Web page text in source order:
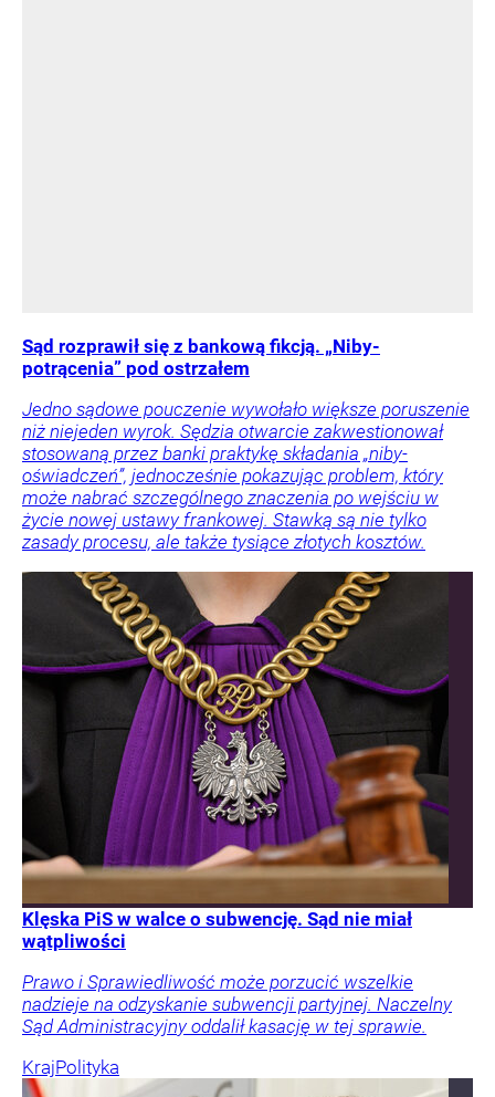
Sąd rozprawił się z bankową fikcją. „Niby-
potrącenia” pod ostrzałem
Jedno sądowe pouczenie wywołało większe poruszenie
niż niejeden wyrok. Sędzia otwarcie zakwestionował
stosowaną przez banki praktykę składania „niby-
oświadczeń”, jednocześnie pokazując problem, który
może nabrać szczególnego znaczenia po wejściu w
życie nowej ustawy frankowej. Stawką są nie tylko
zasady procesu, ale także tysiące złotych kosztów.
Klęska PiS w walce o subwencję. Sąd nie miał
wątpliwości
Prawo i Sprawiedliwość może porzucić wszelkie
nadzieje na odzyskanie subwencji partyjnej. Naczelny
Sąd Administracyjny oddalił kasację w tej sprawie.
KrajPolityka